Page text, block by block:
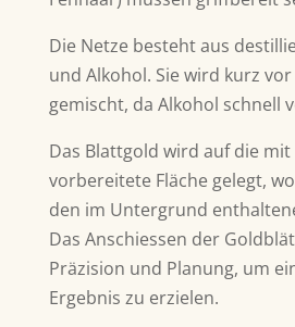
Die Netze besteht aus
und Alkohol. Sie wird kurz
gemischt, da Alkohol schnell
Das Blattgold wird auf die mit
vorbereitete Fläche gelegt,
den im Untergrund
Das Anschiessen der
Präzision und Planung, um
Ergebnis zu erzielen.